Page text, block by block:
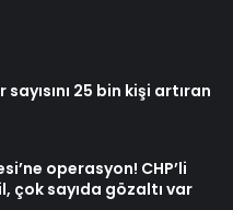
25 bin kişi artıran
operasyon! CHP’li
çok sayıda gözaltı var